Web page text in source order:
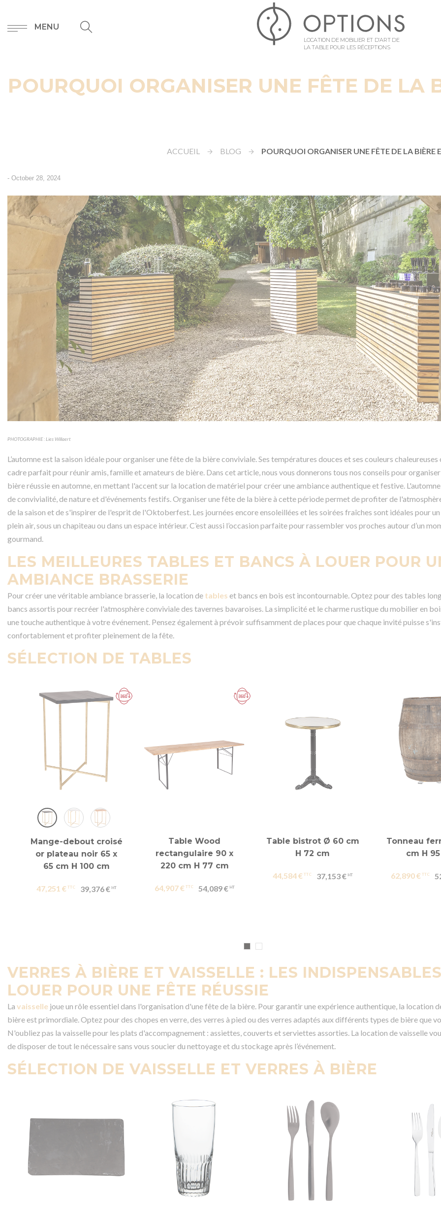
MENU
LOCATION DE MOBILIER ET D’ART DE
LA TABLE POUR LES RÉCEPTIONS
POURQUOI ORGANISER UNE FÊTE DE LA
ACCUEIL BLOG POURQUOI ORGANISER UNE FÊTE DE LA BIÈRE
- October 28, 2024
PHOTOGRAPHIE : Lies Willaert
L’automne est la saison idéale pour organiser une fête de la bière conviviale. Ses températures douces et ses couleurs
cadre parfait pour réunir amis, famille et amateurs de bière. Dans cet article, nous vous donnerons tous nos conseils pour
bière réussie en automne, en mettant l'accent sur la location de matériel pour créer une ambiance authentique et festive.
de convivialité, de nature et d'événements festifs. Organiser une fête de la bière à cette période permet de profiter de
de la saison et de s'inspirer de l'esprit de l'Oktoberfest. Les journées encore ensoleillées et les soirées fraîches sont idéales pour
plein air, sous un chapiteau ou dans un espace intérieur. C’est aussi l’occasion parfaite pour rassembler vos proches autour d’un
gourmand.
LES MEILLEURES TABLES ET BANCS À LOUER POUR
AMBIANCE BRASSERIE
Pour créer une véritable ambiance brasserie, la location de tables et bancs en bois est incontournable. Optez pour des tables
bancs assortis pour recréer l'atmosphère conviviale des tavernes bavaroises. La simplicité et le charme rustique du mobilier en
une touche authentique à votre événement. Pensez également à prévoir suffisamment de places pour que chaque invité puisse
confortablement et profiter pleinement de la fête.
SÉLECTION DE TABLES
Mange-debout croisé
or plateau noir 65 x
65 cm H 100 cm
47,251 € 39,376 €
Table Wood
rectangulaire 90 x
220 cm H 77 cm
64,907 € 54,089 €
Table bistrot Ø 60 cm
H 72 cm
44,584 € 37,153 €
Tonneau
cm H
62,890 €
VERRES À BIÈRE ET VAISSELLE : LES
LOUER POUR UNE FÊTE RÉUSSIE
La vaisselle joue un rôle essentiel dans l'organisation d'une fête de la bière. Pour garantir une expérience authentique, la location
bière est primordiale. Optez pour des chopes en verre, des verres à pied ou des verres adaptés aux différents types de bière que
N'oubliez pas la vaisselle pour les plats d'accompagnement : assiettes, couverts et serviettes assorties. La location de vaisselle
de disposer de tout le nécessaire sans vous soucier du nettoyage et du stockage après l’événement.
SÉLECTION DE VAISSELLE ET VERRES À BIÈRE